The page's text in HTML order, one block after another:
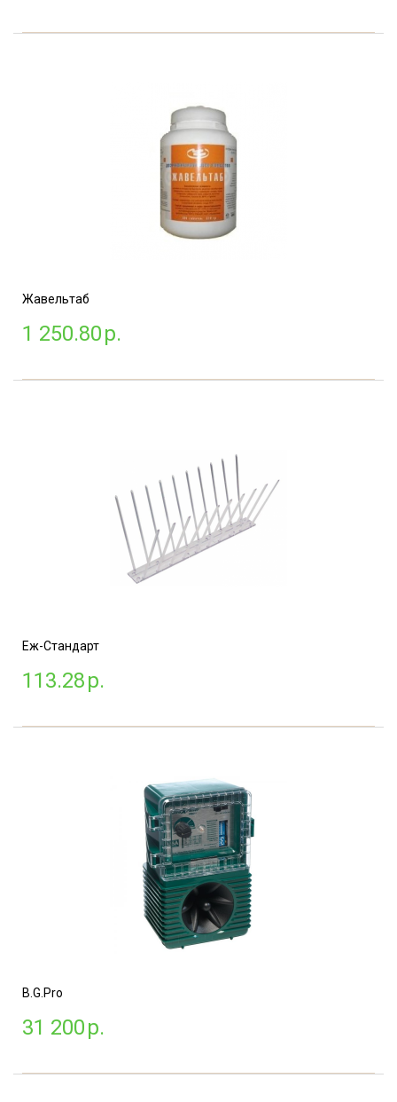
Жавельтаб
1 250.80р.
Еж-Стандарт
113.28р.
B.G.Pro
31 200р.